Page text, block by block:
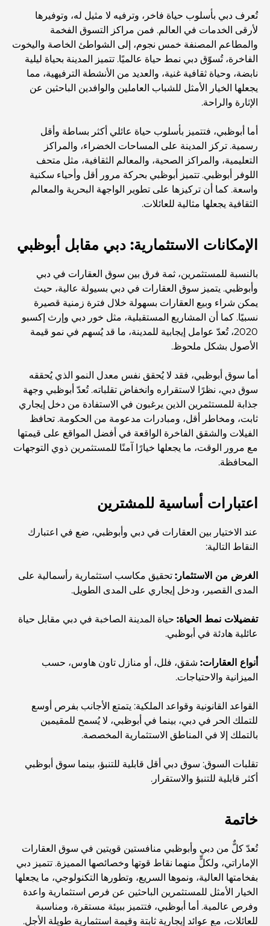
أشياء يمكنك القيام بها في وسط مدينة دبي: دليلك الشامل
أفضل أماكن الإفطار في دبي: أفضل 7 أماكن لا تُضاهى لتجربة
إفطار رمضاني لا يُنسى
والمجتمع
مطاعم دبي الحائزة على نجمة ميشلان: جولة مغامرة لعشاق
الطعام
استكشاف مطاعم جميرا جولف إستيتس: دليل الطهي
Dubai Horse Racing: Where Tradition Meets
المقاهي في نخلة جميرا: دليل لأفضل أماكن القهوة وأسلوب
الحياة في الجزيرة
أفضل وجبات الإفطار في دبي: اختياراتي المفضلة لعام 2026
كيفية الحصول على قرض عقاري في دبي: الدليل الشامل
مخطط تلال الغاف الرئيسي: معيار جديد للحياة المتكاملة في
دبي
منازل متوافقة مع مبادئ فاستو: دليل عملي لتحقيق التوازن
أفضل شركات تنسيق الحدائق في دبي: تحويل المساحات
نخلة جبل علي مقابل نخلة جميرا: مقارنة واضحة لمشتري
أفضل 7 مطاعم في خور دبي لتناول الطعام فيها
أفضل المدارس في دبي مارينا: دليل مناسب للعائلات
مطاعم في دبي هيلز: أفضل أماكن تناول الطعام في مركز متنامٍ
أفضل ملاعب الجولف للبطولات في دبي
المجتمعات السكنية المطلة على الواجهة البحرية في دبي: حياة
فاخرة على شاطئ البحر
تُعرف دبي بأسلوب حياة فاخر، وترفيه لا مثيل له، وتوفيرها
لأرقى الخدمات في العالم. فمن مراكز التسوق الفخمة
والمطاعم المصنفة خمس نجوم، إلى الشواطئ الخاصة واليخوت
الفاخرة، تُسوّق دبي نمط حياة عالميًا. تتميز المدينة بحياة ليلية
نابضة، وحياة ثقافية غنية، والعديد من الأنشطة الترفيهية، مما
يجعلها الخيار الأمثل للشباب العاملين والوافدين الباحثين عن
الإثارة والراحة.
أما أبوظبي، فتتميز بأسلوب حياة عائلي أكثر بساطة وأقل
رسمية. تركز المدينة على المساحات الخضراء، والمراكز
التعليمية، والمراكز الصحية، والمعالم الثقافية، مثل متحف
اللوفر أبوظبي. تتميز أبوظبي بحركة مرور أقل وأحياء سكنية
واسعة. كما أن تركيزها على تطوير الواجهة البحرية والمعالم
الثقافية يجعلها مثالية للعائلات.
الإمكانات الاستثمارية: دبي مقابل أبوظبي
بالنسبة للمستثمرين، ثمة فرق بين سوق العقارات في دبي
وأبوظبي. يتميز سوق العقارات في دبي بسيولة عالية، حيث
يمكن شراء وبيع العقارات بسهولة خلال فترة زمنية قصيرة
نسبيًا. كما أن المشاريع المستقبلية، مثل خور دبي وإرث إكسبو
2020، تُعدّ عوامل إيجابية للمدينة، ما قد يُسهم في نمو قيمة
الأصول بشكل ملحوظ.
أما سوق أبوظبي، فقد لا يُحقق نفس معدل النمو الذي يُحققه
سوق دبي، نظرًا لاستقراره وانخفاض تقلباته. تُعدّ أبوظبي وجهة
جذابة للمستثمرين الذين يرغبون في الاستفادة من دخل إيجاري
ثابت، ومخاطر أقل، ومبادرات مدعومة من الحكومة. تحافظ
الفيلات والشقق الفاخرة الواقعة في أفضل المواقع على قيمتها
مع مرور الوقت، ما يجعلها خيارًا آمنًا للمستثمرين ذوي التوجهات
المحافظة.
اعتبارات أساسية للمشترين
عند الاختيار بين العقارات في دبي وأبوظبي، ضع في اعتبارك
النقاط التالية:
الغرض من الاستثمار: تحقيق مكاسب استثمارية رأسمالية على
المدى القصير، ودخل إيجاري على المدى الطويل.
تفضيلات نمط الحياة: حياة المدينة الصاخبة في دبي مقابل حياة
عائلية هادئة في أبوظبي.
أنواع العقارات: شقق، فلل، أو منازل تاون هاوس، حسب
الميزانية والاحتياجات.
القواعد القانونية وقواعد الملكية: يتمتع الأجانب بفرص أوسع
للتملك الحر في دبي، بينما في أبوظبي، لا يُسمح للمقيمين
بالتملك إلا في المناطق الاستثمارية المخصصة.
تقلبات السوق: سوق دبي أقل قابلية للتنبؤ، بينما سوق أبوظبي
أكثر قابلية للتنبؤ والاستقرار.
خاتمة
تُعدّ كلٌّ من دبي وأبوظبي منافستين قويتين في سوق العقارات
الإماراتي، ولكلٍّ منهما نقاط قوتها وخصائصها المميزة. تتميز دبي
بفخامتها العالية، ونموها السريع، وتطورها التكنولوجي، ما يجعلها
الخيار الأمثل للمستثمرين الباحثين عن فرص استثمارية واعدة
وفرص عالمية. أما أبوظبي، فتتميز ببيئة مستقرة، ومناسبة
للعائلات، مع عوائد إيجارية ثابتة وقيمة استثمارية طويلة الأجل.